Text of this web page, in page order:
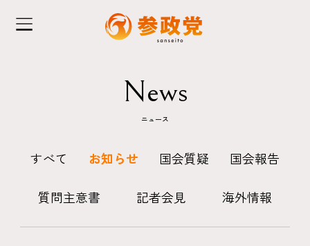
News
ニュース
すべて お知らせ 国会質疑 国会報告
質問主意書 記者会見 海外情報